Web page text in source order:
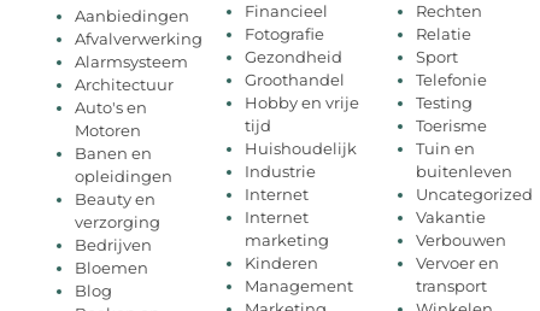
Aanbiedingen
Afvalverwerking
Alarmsysteem
Architectuur
Auto's en
Motoren
Banen en
opleidingen
Beauty en
verzorging
Bedrijven
Bloemen
Blog
Financieel
Fotografie
Gezondheid
Groothandel
Hobby en vrije
tijd
Huishoudelijk
Industrie
Internet
Internet
marketing
Kinderen
Management
Rechten
Relatie
Sport
Telefonie
Testing
Toerisme
Tuin en
buitenleven
Uncategorized
Vakantie
Verbouwen
Vervoer en
transport